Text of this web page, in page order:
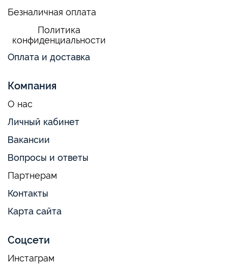
Безналичная оплата
Политика
конфиденциальности
Оплата и доставка
Компания
О нас
Личный кабинет
Вакансии
Вопросы и ответы
Партнерам
Контакты
Карта сайта
Соцсети
Инстаграм